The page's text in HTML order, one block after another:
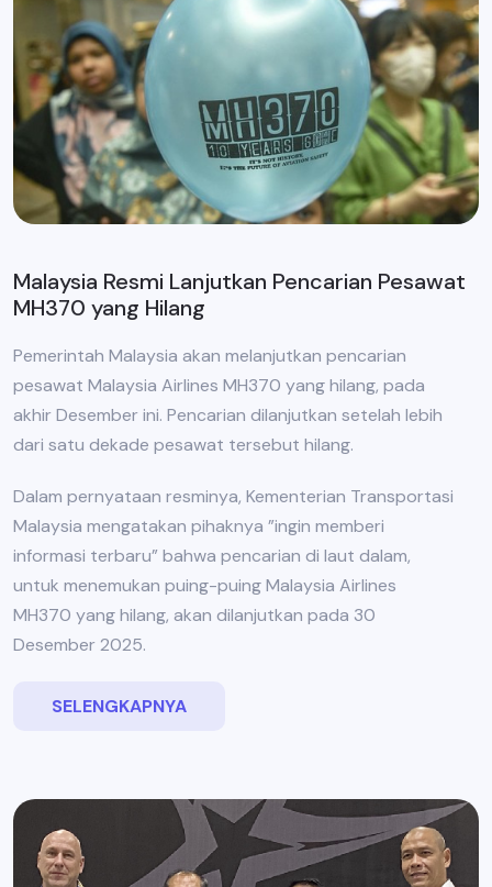
Malaysia Resmi Lanjutkan Pencarian Pesawat
MH370 yang Hilang
Pemerintah Malaysia akan melanjutkan pencarian
pesawat Malaysia Airlines MH370 yang hilang, pada
akhir Desember ini. Pencarian dilanjutkan setelah lebih
dari satu dekade pesawat tersebut hilang.
Dalam pernyataan resminya, Kementerian Transportasi
Malaysia mengatakan pihaknya ”ingin memberi
informasi terbaru” bahwa pencarian di laut dalam,
untuk menemukan puing-puing Malaysia Airlines
MH370 yang hilang, akan dilanjutkan pada 30
Desember 2025.
SELENGKAPNYA